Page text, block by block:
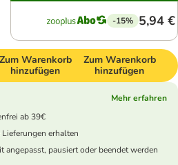
-15% 5,94 €
Zum Warenkorb
hinzufügen
Zum Warenkorb
hinzufügen
Mehr erfahren
ab 39€
Lieferungen erhalten
angepasst, pausiert oder beendet werden